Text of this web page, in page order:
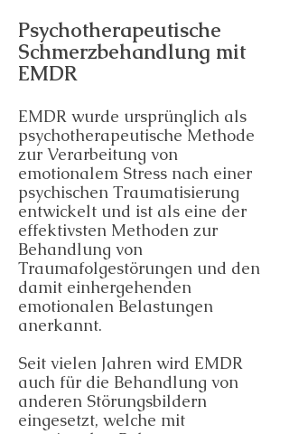
Psychotherapeutische
Schmerzbehandlung mit
EMDR
EMDR wurde ursprünglich als
psychotherapeutische Methode
zur Verarbeitung von
emotionalem Stress nach einer
psychischen Traumatisierung
entwickelt und ist als eine der
effektivsten Methoden zur
Behandlung von
Traumafolgestörungen und den
damit einhergehenden
emotionalen Belastungen
anerkannt.
Seit vielen Jahren wird EMDR
auch für die Behandlung von
anderen Störungsbildern
eingesetzt, welche mit